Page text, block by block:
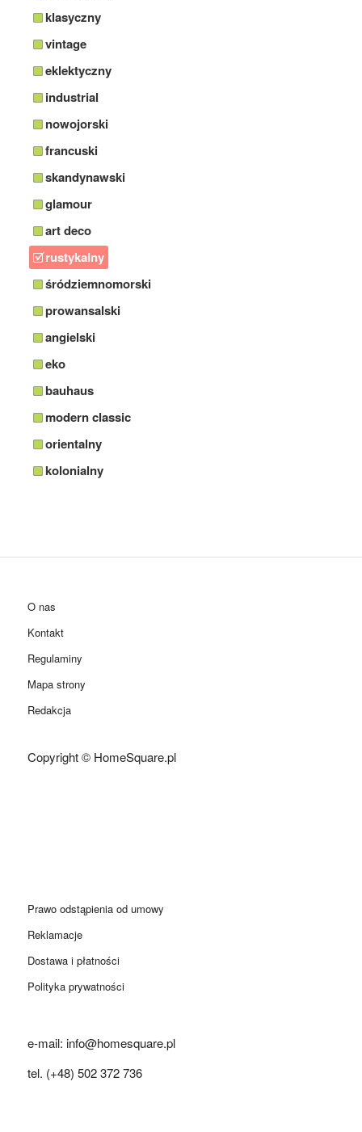
klasyczny
vintage
eklektyczny
industrial
nowojorski
francuski
skandynawski
glamour
art deco
rustykalny
śródziemnomorski
prowansalski
angielski
eko
bauhaus
modern classic
orientalny
kolonialny
O nas
Kontakt
Regulaminy
Mapa strony
Redakcja
Copyright © HomeSquare.pl
Prawo odstąpienia od umowy
Reklamacje
Dostawa i płatności
Polityka prywatności
e-mail: info@homesquare.pl
tel. (+48) 502 372 736